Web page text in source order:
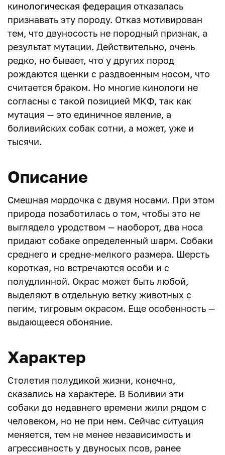
кинологическая федерация отказалась
признавать эту породу. Отказ мотивирован
тем, что двуносость не породный признак, а
результат мутации. Действительно, очень
редко, но бывает, что у других пород
рождаются щенки с раздвоенным носом, что
считается браком. Но многие кинологи не
согласны с такой позицией МКФ, так как
мутация — это единичное явление, а
боливийских собак сотни, а может, уже и
тысячи.
Описание
Смешная мордочка с двумя носами. При этом
природа позаботилась о том, чтобы это не
выглядело уродством — наоборот, два носа
придают собаке определенный шарм. Собаки
среднего и средне-мелкого размера. Шерсть
короткая, но встречаются особи и с
полудлинной. Окрас может быть любой,
выделяют в отдельную ветку животных с
пегим, тигровым окрасом. Еще особенность —
выдающееся обоняние.
Характер
Столетия полудикой жизни, конечно,
сказались на характере. В Боливии эти
собаки до недавнего времени жили рядом с
человеком, но не при нем. Сейчас ситуация
меняется, тем не менее независимость и
агрессивность у двуносых псов, ранее